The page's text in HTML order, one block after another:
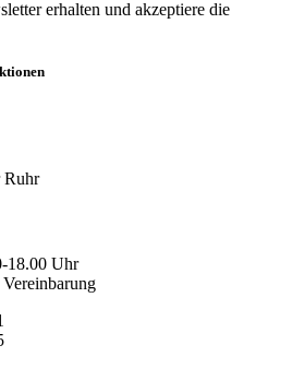
erhalten und akzeptiere die
Ruhr
18.00 Uhr